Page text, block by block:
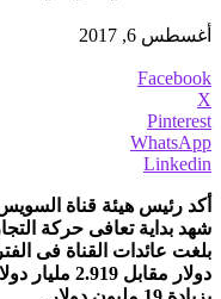
أغسطس 6, 2017
Facebook
X
Pinterest
WhatsApp
Linkedin
شهد بداية تعافى حركة
دولار